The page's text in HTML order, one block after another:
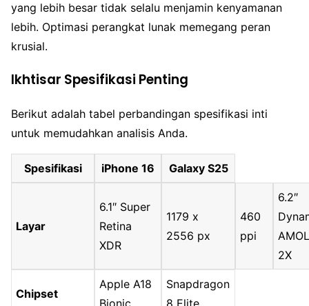
yang lebih besar tidak selalu menjamin kenyamanan
lebih. Optimasi perangkat lunak memegang peran
krusial.
Ikhtisar Spesifikasi Penting
Berikut adalah tabel perbandingan spesifikasi inti
untuk memudahkan analisis Anda.
Spesifikasi iPhone 16 Galaxy S25
Layar
6.1″ Super
Retina
XDR
1179 x
2556 px
460
ppi
6.2″
2X
Chipset
Apple A18
Bionic
Snapdragon
8 Elite